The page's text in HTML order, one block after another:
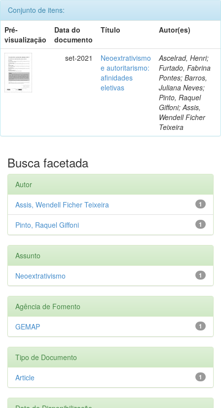
Conjunto de itens:
Pré-
visualização
Data do
documento
Título Autor(es)
set-2021
Neoextrativismo
e autoritarismo:
afinidades
eletivas
Ascelrad, Henri;
Furtado, Fabrina
Pontes; Barros,
Juliana Neves;
Pinto, Raquel
Giffoni; Assis,
Wendell Ficher
Teixeira
Busca facetada
Autor
1
Assis, Wendell Ficher Teixeira
1
Pinto, Raquel Giffoni
Assunto
1
Neoextrativismo
Agência de Fomento
1
GEMAP
Tipo de Documento
1
Article